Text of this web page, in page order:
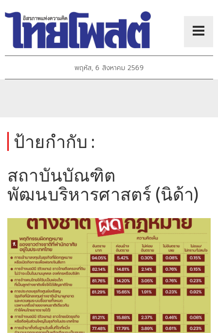
พฤหัส, 6 สิงหาคม 2569
ป้ายกำกับ :
สถาบันบัณฑิต
พัฒนบริหารศาสตร์ (นิด้า)